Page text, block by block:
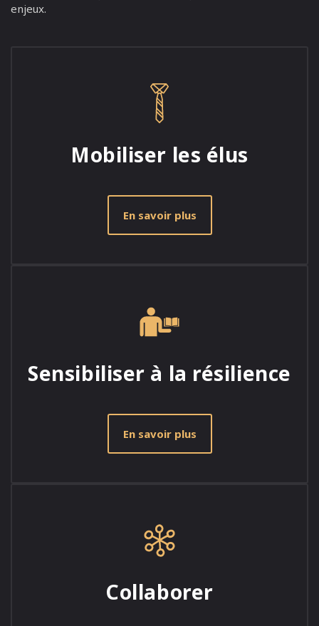
enjeux.
Mobiliser les élus
En savoir plus
Sensibiliser à la résilience
En savoir plus
Collaborer